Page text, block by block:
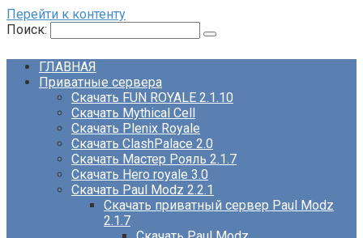
Перейти к контенту
Поиск:
ГЛАВНАЯ
Приватные сервера
Скачать FUN ROYALE 2.1.10
Скачать Mythical Cell
Скачать Plenix Royale
Скачать ClashPalace 2.0
Скачать Мастер Рояль 2.1.7
Скачать Hero royale 3.0
Скачать Paul Modz 2.2.1
Скачать приватный сервер Paul Modz
2.1.7